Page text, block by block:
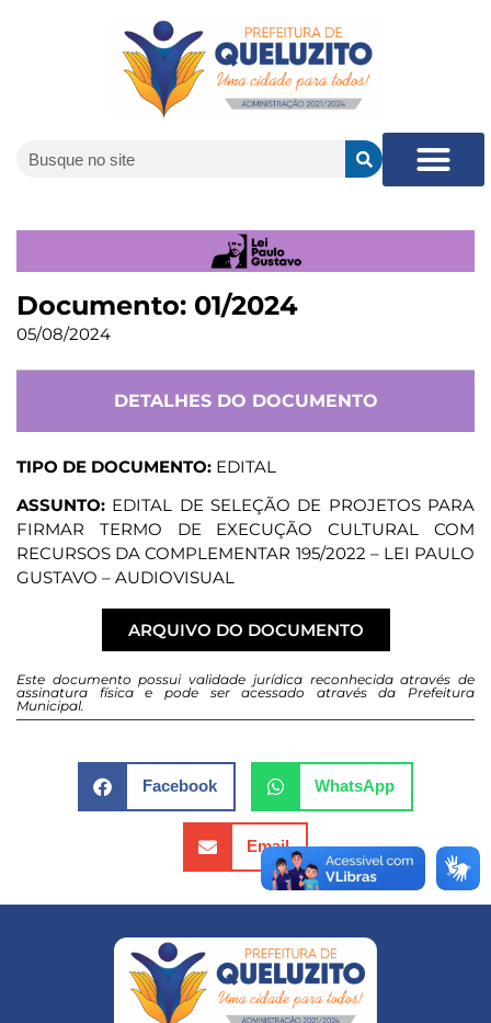
Documento: 01/2024
05/08/2024
DETALHES DO DOCUMENTO
TIPO DE DOCUMENTO: EDITAL
ASSUNTO: EDITAL DE SELEÇÃO DE PROJETOS PARA
FIRMAR TERMO DE EXECUÇÃO CULTURAL COM
RECURSOS DA COMPLEMENTAR 195/2022 – LEI PAULO
GUSTAVO – AUDIOVISUAL
ARQUIVO DO DOCUMENTO
Este documento possui validade jurídica reconhecida através de
assinatura física e pode ser acessado através da Prefeitura
Municipal.
Facebook WhatsApp
Email